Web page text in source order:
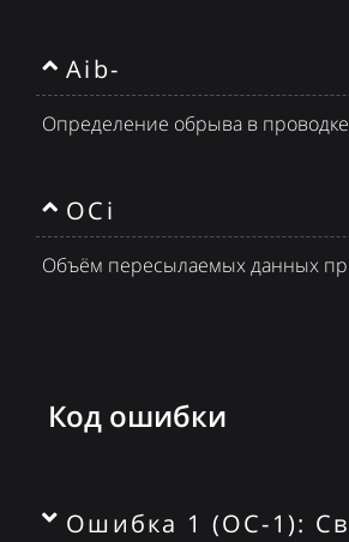
Aib-
Определение обрыва в проводке
OCi
Объём пересылаемых данных
Код ошибки
Ошибка 1 (OC-1):